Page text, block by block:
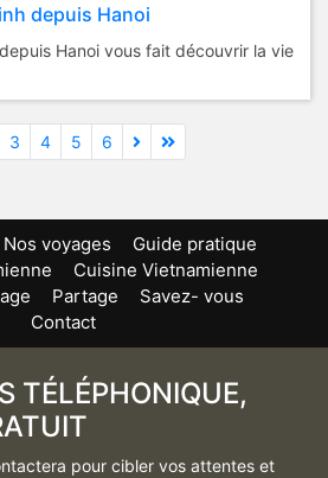
depuis Hanoi
Hanoi vous fait découvrir la vie
3 4 5 6
Nos voyages
Guide pratique
Cuisine Vietnamienne
Partage
Savez- vous
Contact
TÉLÉPHONIQUE,
pour cibler vos attentes et